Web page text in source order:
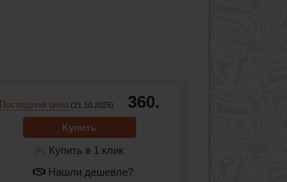
Последняя цена (21.10.2025) 360.
Купить
Купить в 1 клик
Нашли дешевле?